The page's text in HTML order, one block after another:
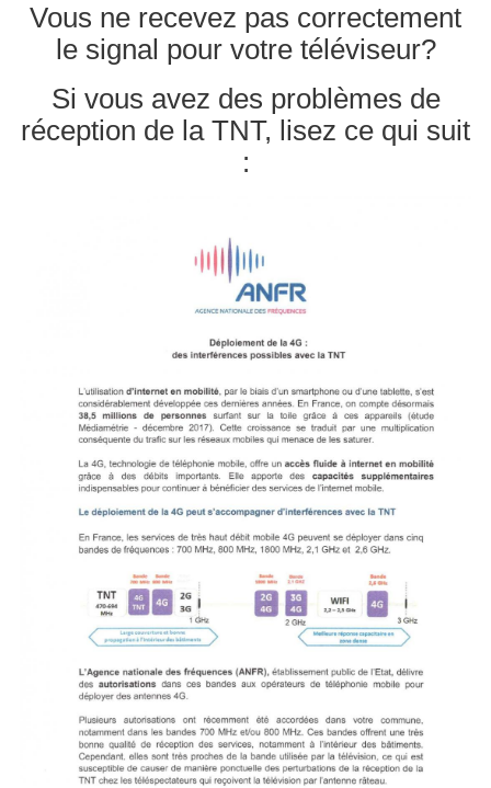
Vous ne recevez pas correctement
le signal pour votre téléviseur?
Si vous avez des problèmes de
réception de la TNT, lisez ce qui suit
: